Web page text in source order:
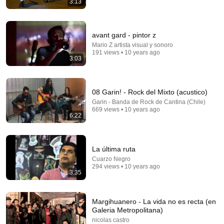
Dra Alicia Vargas • 2.9M views
ESPAÑOLES VS LATINOS
Carlos Ballarta • 208K views
3:13
3:03
avant gard - pintor z
Mario Z artista visual y sonoro
191 views • 10 years ago
6:22
08 Garin! - Rock del Mixto (acustico)
Garin - Banda de Rock de Cantina (Chile)
669 views • 10 years ago
3:35
La última ruta
Cuarzo Negro
294 views • 10 years ago
Margihuanero - La vida no es recta (en
Galeria Metropolitana)
nicolas castro